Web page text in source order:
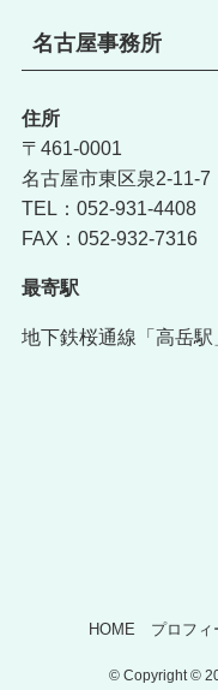
名古屋事務所
住所
〒461-0001
名古屋市東区泉2-11-7
TEL：052-931-4408
FAX：052-932-7316
最寄駅
地下鉄桜通線「高岳駅
HOME プロフィ
©Copyright ©